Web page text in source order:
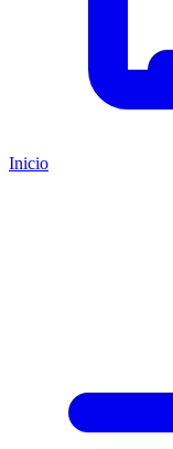
Inicio